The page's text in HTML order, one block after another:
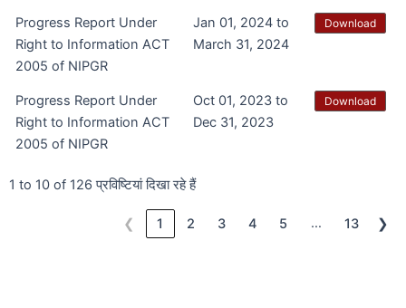
Progress Report Under
Right to Information ACT
2005 of NIPGR
Jan 01, 2024 to
March 31, 2024
Download
Progress Report Under
Right to Information ACT
2005 of NIPGR
Oct 01, 2023 to
Dec 31, 2023
Download
1 to 10 of 126 प्रविष्टियां दिखा रहे हैं
❮ 1 2 3 4 5 … 13 ❯